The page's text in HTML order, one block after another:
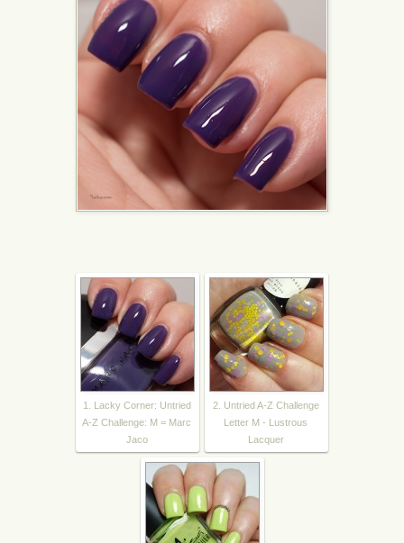
1. Lacky Corner: Untried
A-Z Challenge: M = Marc
Jaco
2. Untried A-Z Challenge
Letter M - Lustrous
Lacquer